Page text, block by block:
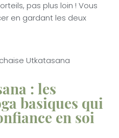
pas plus loin ! Vous
en gardant les deux
: les
basiques qui
en soi